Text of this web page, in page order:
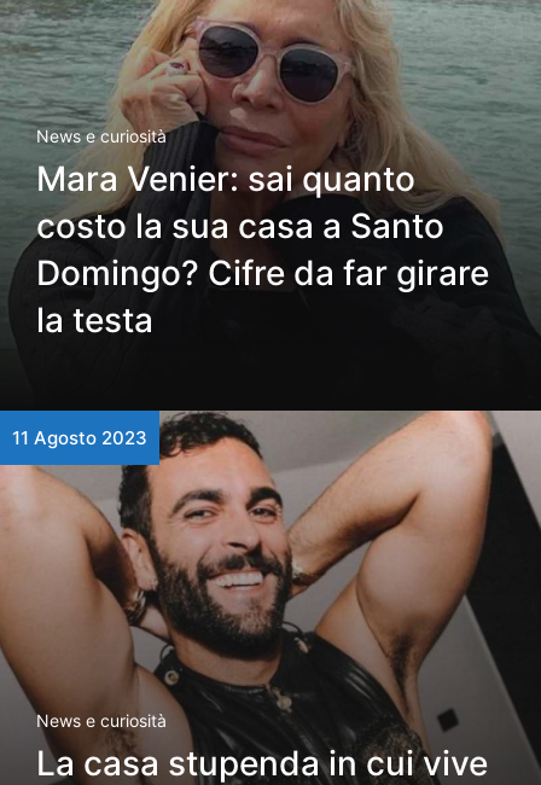
News e curiosità
Mara Venier: sai quanto
costo la sua casa a Santo
Domingo? Cifre da far girare
la testa
11 Agosto 2023
News e curiosità
La casa stupenda in cui vive